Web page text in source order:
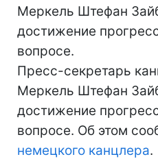
Меркель Штефан
достижение
вопросе.
Пресс-секретарь
Меркель Штефан
достижение
вопросе. Об этом
немецкого канцлера.